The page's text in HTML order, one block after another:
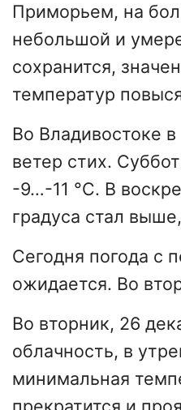
Приморьем, на
небольшой и
сохранится,
температур
Во Владивостоке
ветер стих.
-9…-11 °С. В
градуса стал
Сегодня погода с
ожидается. Во
Во вторник, 26
облачность, в
минимальная
прекратится и